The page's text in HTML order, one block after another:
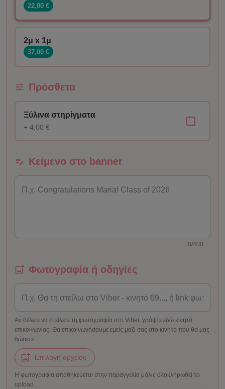
22,00 €
2μ x 1μ
37,00 €
Πρόσθετα
Ξύλινα στηρίγματα
+ 4,00 €
Κείμενο στο banner
0/400
Φωτογραφία ή οδηγίες
Αν θέλετε να στείλετε τη φωτογραφία στο Viber, γράψτε εδώ κινητό
επικοινωνίας. Θα επικοινωνήσουμε εμείς μαζί σας στο κινητό που θα μας
δώσετε.
Επιλογή αρχείου
Η φωτογραφία αποθηκεύεται στην παραγγελία μόλις ολοκληρωθεί το
upload.